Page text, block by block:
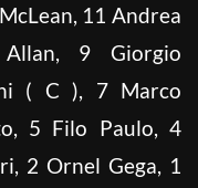
11 Andrea
Allan, 9 Giorgio
( C ), 7 Marco
5 Filo Paulo, 4
2 Ornel Gega, 1